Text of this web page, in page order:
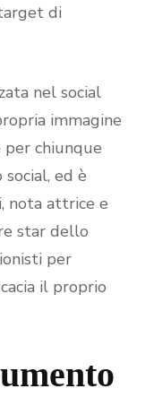
di
nel social
immagine
per chiunque
ed è
nota attrice e
star dello
per
il proprio